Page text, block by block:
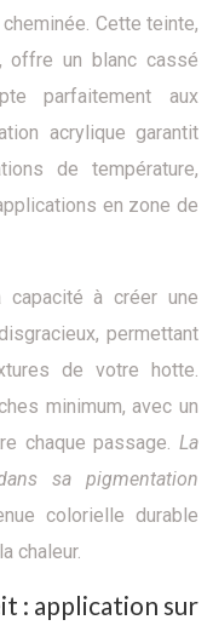
Cette teinte,
offre un blanc cassé
parfaitement aux
acrylique garantit
de température,
en zone de
à créer une
permettant
de votre hotte.
minimum, avec un
chaque passage. La
sa pigmentation
colorielle durable
chaleur.
: application sur